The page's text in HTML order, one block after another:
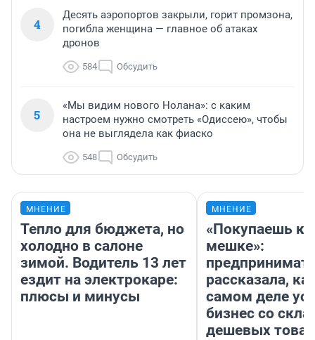
4
Десять аэропортов закрыли, горит промзона,
погибла женщина — главное об атаках
дронов
584 Обсудить
5
«Мы видим нового Нолана»: с каким
настроем нужно смотреть «Одиссею», чтобы
она не выглядела как фиаско
548 Обсудить
МНЕНИЕ
Тепло для бюджета, но
холодно в салоне
зимой. Водитель 13 лет
ездит на электрокаре:
плюсы и минусы
МНЕНИЕ
«Покупаешь
мешке»:
рассказала,
самом деле
бизнес со
дешевых